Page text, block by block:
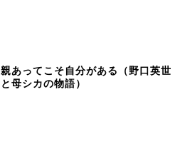
親あってこそ自分がある（野口英世
と母シカの物語）